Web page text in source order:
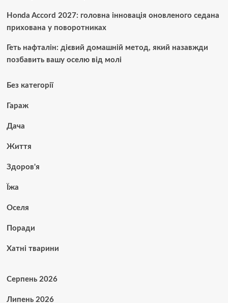
Honda Accord 2027: головна інновація оновленого седана
прихована у поворотниках
Геть нафталін: дієвий домашній метод, який назавжди
позбавить вашу оселю від молі
Без категорії
Гараж
Дача
Життя
Здоров'я
Їжа
Оселя
Поради
Хатні тварини
Серпень 2026
Липень 2026